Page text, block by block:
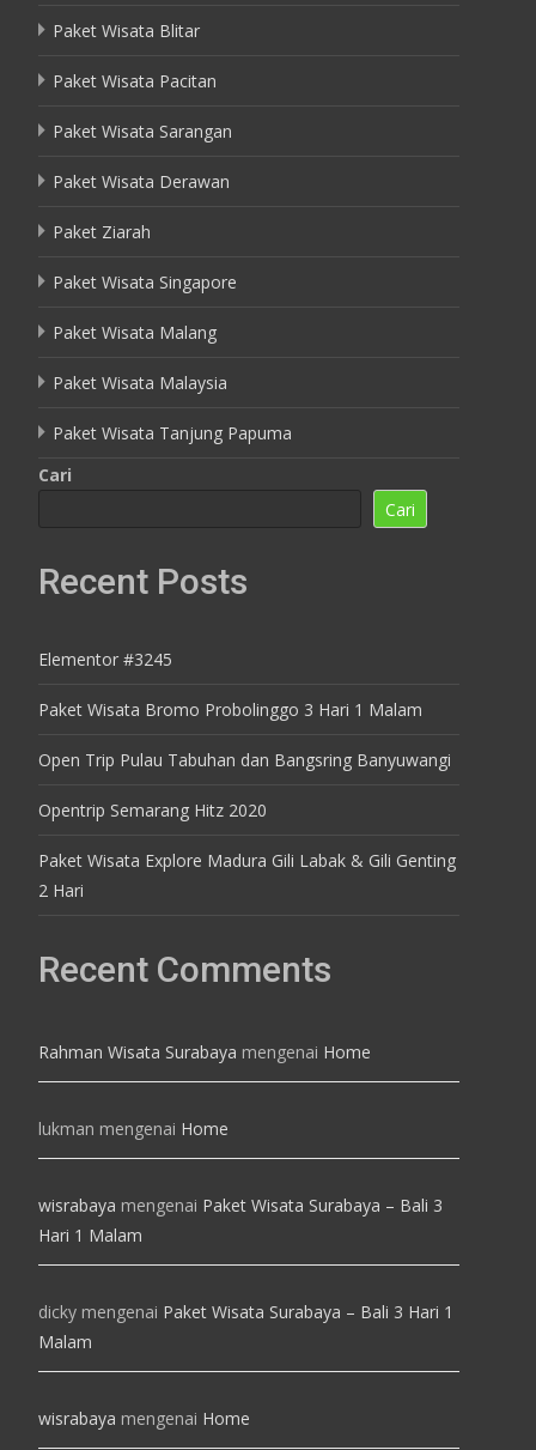
Paket Wisata Blitar
Paket Wisata Pacitan
Paket Wisata Sarangan
Paket Wisata Derawan
Paket Ziarah
Paket Wisata Singapore
Paket Wisata Malang
Paket Wisata Malaysia
Paket Wisata Tanjung Papuma
Cari
Cari
Recent Posts
Elementor #3245
Paket Wisata Bromo Probolinggo 3 Hari 1 Malam
Open Trip Pulau Tabuhan dan Bangsring Banyuwangi
Opentrip Semarang Hitz 2020
Paket Wisata Explore Madura Gili Labak & Gili Genting
2 Hari
Recent Comments
Rahman Wisata Surabaya mengenai Home
lukman mengenai Home
wisrabaya mengenai Paket Wisata Surabaya – Bali 3
Hari 1 Malam
dicky mengenai Paket Wisata Surabaya – Bali 3 Hari 1
Malam
wisrabaya mengenai Home